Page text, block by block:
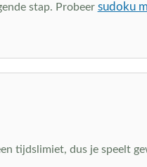
stap. Probeer sudoku
tijdslimiet, dus je speelt